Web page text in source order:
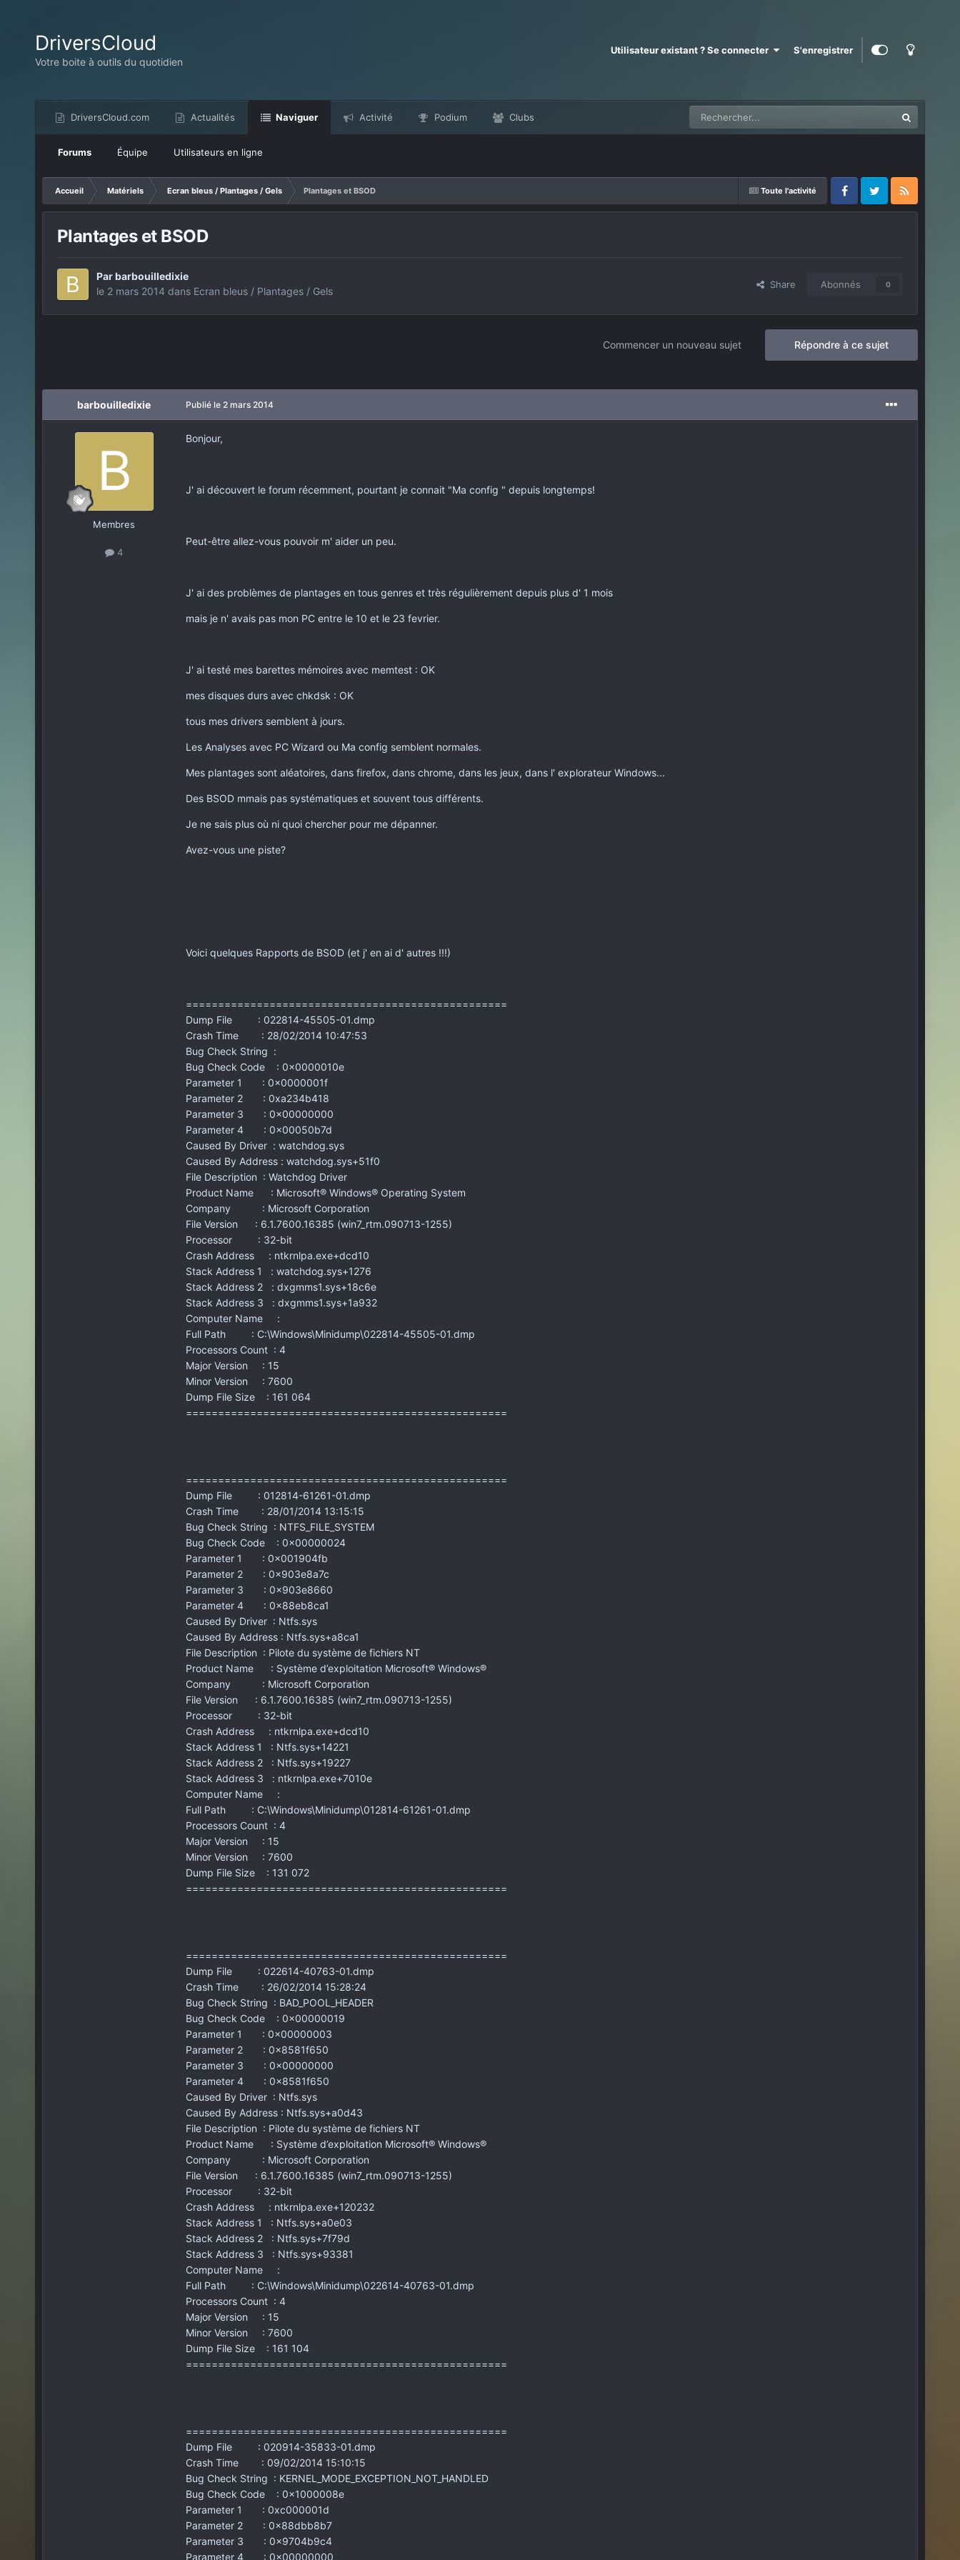
DriversCloud
Votre boite à outils du quotidien
Utilisateur existant ? Se connecter S'enregistrer
DriversCloud.com Actualités Naviguer
Forums Équipe Utilisateurs en ligne
Activité Podium Clubs
Toute l'activité
Accueil Matériels Ecran bleus / Plantages / Gels
Plantages et BSOD
FacebookTwitter RSS
Plantages et BSOD
Par barbouilledixie
le 2 mars 2014 dans Ecran bleus / Plantages / Gels
Share Abonnés 0
Répondre à ce sujet
Commencer un nouveau sujet
barbouilledixie
Membres
4
Publié le 2 mars 2014
Bonjour,
J' ai découvert le forum récemment, pourtant je connait "Ma config " depuis longtemps!
Peut-être allez-vous pouvoir m' aider un peu.
J' ai des problèmes de plantages en tous genres et très régulièrement depuis plus d' 1 mois
mais je n' avais pas mon PC entre le 10 et le 23 fevrier.
J' ai testé mes barettes mémoires avec memtest : OK
mes disques durs avec chkdsk : OK
tous mes drivers semblent à jours.
Les Analyses avec PC Wizard ou Ma config semblent normales.
Mes plantages sont aléatoires, dans firefox, dans chrome, dans les jeux, dans l' explorateur Windows...
Des BSOD mmais pas systématiques et souvent tous différents.
Je ne sais plus où ni quoi chercher pour me dépanner.
Avez-vous une piste?
Voici quelques Rapports de BSOD (et j' en ai d' autres !!!)
==================================================
Dump File : 022814-45505-01.dmp
Crash Time : 28/02/2014 10:47:53
Bug Check String :
Bug Check Code : 0x0000010e
Parameter 1 : 0x0000001f
Parameter 2 : 0xa234b418
Parameter 3 : 0x00000000
Parameter 4 : 0x00050b7d
Caused By Driver : watchdog.sys
Caused By Address : watchdog.sys+51f0
File Description : Watchdog Driver
Product Name : Microsoft® Windows® Operating System
Company : Microsoft Corporation
File Version : 6.1.7600.16385 (win7_rtm.090713-1255)
Processor : 32-bit
Crash Address : ntkrnlpa.exe+dcd10
Stack Address 1 : watchdog.sys+1276
Stack Address 2 : dxgmms1.sys+18c6e
Stack Address 3 : dxgmms1.sys+1a932
Computer Name :
Full Path : C:\Windows\Minidump\022814-45505-01.dmp
Processors Count : 4
Major Version : 15
Minor Version : 7600
Dump File Size : 161 064
==================================================
==================================================
Dump File : 012814-61261-01.dmp
Crash Time : 28/01/2014 13:15:15
Bug Check String : NTFS_FILE_SYSTEM
Bug Check Code : 0x00000024
Parameter 1 : 0x001904fb
Parameter 2 : 0x903e8a7c
Parameter 3 : 0x903e8660
Parameter 4 : 0x88eb8ca1
Caused By Driver : Ntfs.sys
Caused By Address : Ntfs.sys+a8ca1
File Description : Pilote du système de fichiers NT
Product Name : Système d’exploitation Microsoft® Windows®
Company : Microsoft Corporation
File Version : 6.1.7600.16385 (win7_rtm.090713-1255)
Processor : 32-bit
Crash Address : ntkrnlpa.exe+dcd10
Stack Address 1 : Ntfs.sys+14221
Stack Address 2 : Ntfs.sys+19227
Stack Address 3 : ntkrnlpa.exe+7010e
Computer Name :
Full Path : C:\Windows\Minidump\012814-61261-01.dmp
Processors Count : 4
Major Version : 15
Minor Version : 7600
Dump File Size : 131 072
==================================================
==================================================
Dump File : 022614-40763-01.dmp
Crash Time : 26/02/2014 15:28:24
Bug Check String : BAD_POOL_HEADER
Bug Check Code : 0x00000019
Parameter 1 : 0x00000003
Parameter 2 : 0x8581f650
Parameter 3 : 0x00000000
Parameter 4 : 0x8581f650
Caused By Driver : Ntfs.sys
Caused By Address : Ntfs.sys+a0d43
File Description : Pilote du système de fichiers NT
Product Name : Système d’exploitation Microsoft® Windows®
Company : Microsoft Corporation
File Version : 6.1.7600.16385 (win7_rtm.090713-1255)
Processor : 32-bit
Crash Address : ntkrnlpa.exe+120232
Stack Address 1 : Ntfs.sys+a0e03
Stack Address 2 : Ntfs.sys+7f79d
Stack Address 3 : Ntfs.sys+93381
Computer Name :
Full Path : C:\Windows\Minidump\022614-40763-01.dmp
Processors Count : 4
Major Version : 15
Minor Version : 7600
Dump File Size : 161 104
==================================================
==================================================
Dump File : 020914-35833-01.dmp
Crash Time : 09/02/2014 15:10:15
Bug Check String : KERNEL_MODE_EXCEPTION_NOT_HANDLED
Bug Check Code : 0x1000008e
Parameter 1 : 0xc000001d
Parameter 2 : 0x88dbb8b7
Parameter 3 : 0x9704b9c4
Parameter 4 : 0x00000000